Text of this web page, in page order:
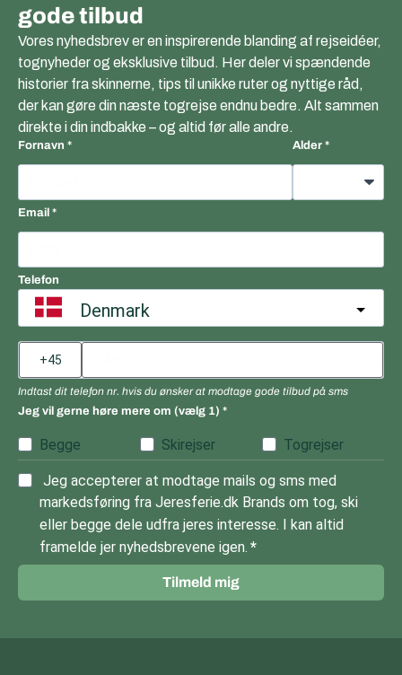
gode tilbud
Vores nyhedsbrev er en inspirerende blanding af rejseidéer,
tognyheder og eksklusive tilbud. Her deler vi spændende
historier fra skinnerne, tips til unikke ruter og nyttige råd,
der kan gøre din næste togrejse endnu bedre. Alt sammen
direkte i din indbakke – og altid før alle andre.
Fornavn Alder
Email
Telefon
Denmark
Indtast dit telefon nr. hvis du ønsker at modtage gode tilbud på sms
Jeg vil gerne høre mere om (vælg 1)
Begge Skirejser Togrejser
Jeg accepterer at modtage mails og sms med
markedsføring fra Jeresferie.dk Brands om tog, ski
eller begge dele udfra jeres interesse. I kan altid
framelde jer nyhedsbrevene igen.
Tilmeld mig